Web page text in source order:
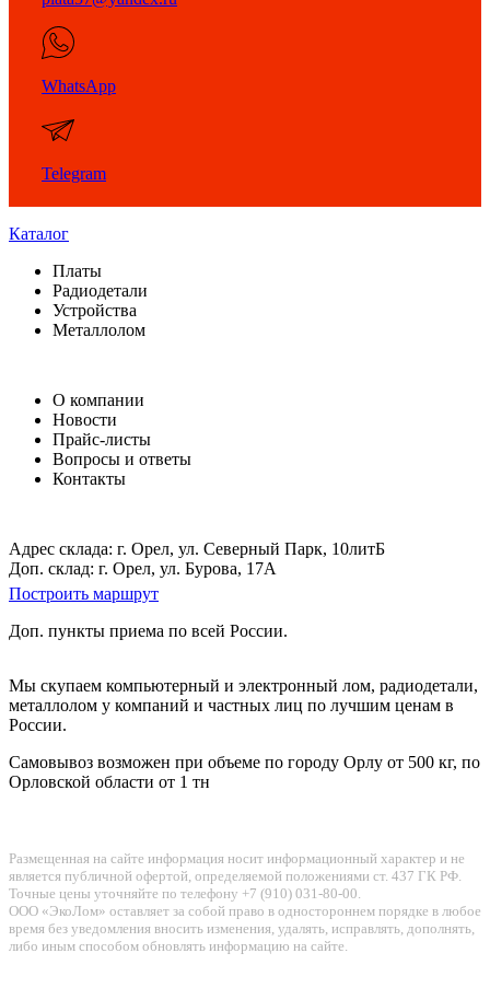
WhatsApp
Telegram
Каталог
Платы
Радиодетали
Устройства
Металлолом
О компании
Новости
Прайс-листы
Вопросы и ответы
Контакты
Адрес склада: г. Орел, ул. Северный Парк, 10литБ
Доп. склад: г. Орел, ул. Бурова, 17А
Построить маршрут
Доп. пункты приема по всей России.
Мы скупаем компьютерный и электронный лом, радиодетали,
металлолом у компаний и частных лиц по лучшим ценам в
России.
Самовывоз возможен при объеме по городу Орлу от 500 кг, по
Орловской области от 1 тн
Размещенная на сайте информация носит информационный характер и не
является публичной офертой, определяемой положениями ст. 437 ГК РФ.
Точные цены уточняйте по телефону +7 (910) 031-80-00.
ООО «ЭкоЛом» оставляет за собой право в одностороннем порядке в любое
время без уведомления вносить изменения, удалять, исправлять, дополнять,
либо иным способом обновлять информацию на сайте.